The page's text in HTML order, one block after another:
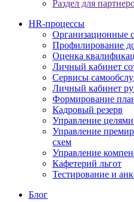
Раздел для
HR-процессы
Организационные
Профилирование
Оценка
Личный кабинет
Сервисы
Личный кабинет
Формирование
Кадровый резерв
Управление
Управление
схем
Управление
Кафетерий льгот
Тестирование и
Блог